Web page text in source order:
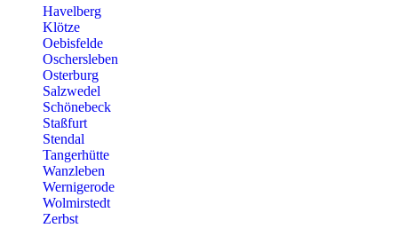
Havelberg
Klötze
Oebisfelde
Oschersleben
Osterburg
Salzwedel
Schönebeck
Staßfurt
Stendal
Tangerhütte
Wanzleben
Wernigerode
Wolmirstedt
Zerbst